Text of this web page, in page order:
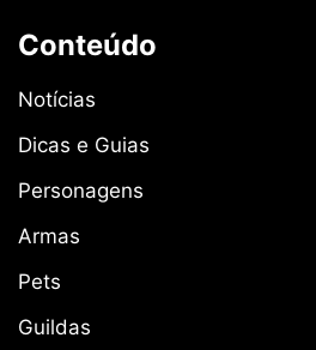
Conteúdo
Notícias
Dicas e Guias
Personagens
Armas
Pets
Guildas